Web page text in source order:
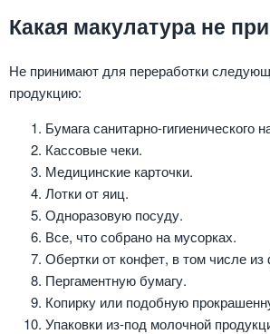
Какая макулатура не
Не принимают для переработки
продукцию:
Бумага санитарно-гигиенического
Кассовые чеки.
Медицинские карточки.
Лотки от яиц.
Одноразовую посуду.
Все, что собрано на мусорках.
Обертки от конфет, в том числе из
Пергаментную бумагу.
Копирку или подобную
Упаковки из-под молочной